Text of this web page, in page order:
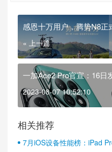
感恩十万用户，腾势N8正
尊享型
« 上一篇
一加Ace2 Pro官宣：16日
2023-08-07 10:52:10
相关推荐
7月iOS设备性能榜：iPad